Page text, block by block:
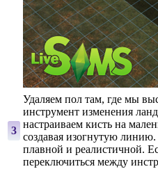
3
Удаляем пол там, где мы
инструмент изменения
настраиваем кисть на
создавая изогнутую
плавной и реалистичной.
переключиться между